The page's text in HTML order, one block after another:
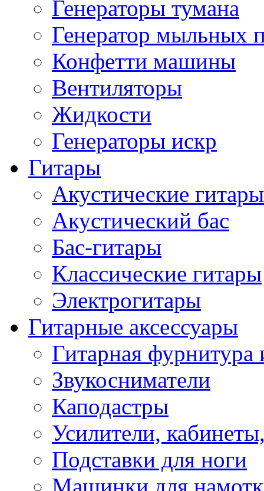
Генераторы тумана
Генератор мыльных
Конфетти машины
Вентиляторы
Жидкости
Генераторы искр
Гитары
Акустические гитары
Акустический бас
Бас-гитары
Классические гитары
Электрогитары
Гитарные аксессуары
Гитарная фурнитура
Звукосниматели
Каподастры
Усилители,
Подставки для ноги